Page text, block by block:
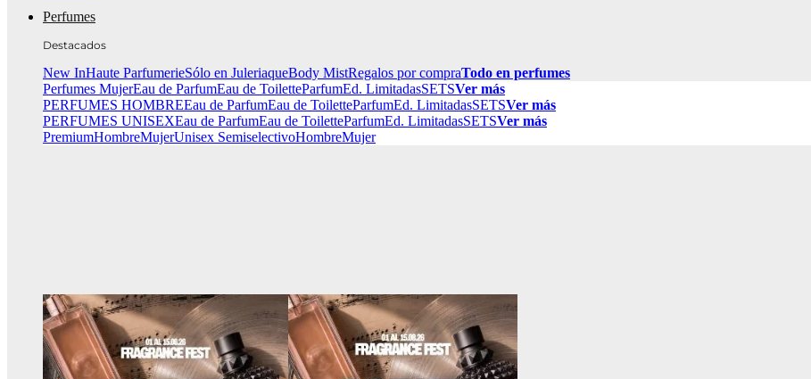
Perfumes
Destacados
New InHaute ParfumerieSólo en JuleriaqueBody MistRegalos por compraTodo en perfumes
Perfumes MujerEau de ParfumEau de ToiletteParfumEd. LimitadasSETSVer más
PERFUMES HOMBREEau de ParfumEau de ToiletteParfumEd. LimitadasSETSVer más
PERFUMES UNISEXEau de ParfumEau de ToiletteParfumEd. LimitadasSETSVer más
PremiumHombreMujerUnisex SemiselectivoHombreMujer